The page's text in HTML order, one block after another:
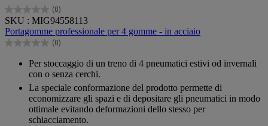
(0)
0.0
su
5
stelle.
SKU : MIG94558113
Portagomme professionale per 4 gomme - in acciaio
(0)
0.0
Per stoccaggio di un treno di 4 pneumatici estivi od invernali
con o senza cerchi.
La speciale conformazione del prodotto permette di
economizzare gli spazi e di depositare gli pneumatici in modo
ottimale evitando deformazioni dello stesso per
schiacciamento.